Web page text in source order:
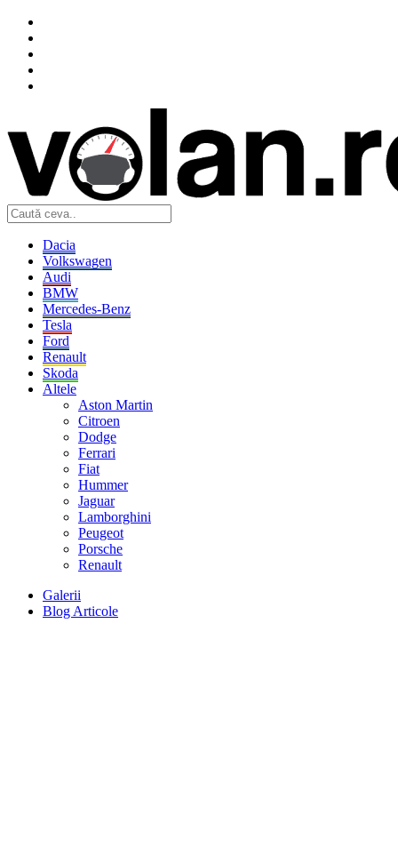
Dacia
Volkswagen
Audi
BMW
Mercedes-Benz
Tesla
Ford
Renault
Skoda
Altele
Aston Martin
Citroen
Dodge
Ferrari
Fiat
Hummer
Jaguar
Lamborghini
Peugeot
Porsche
Renault
Galerii
Blog Articole